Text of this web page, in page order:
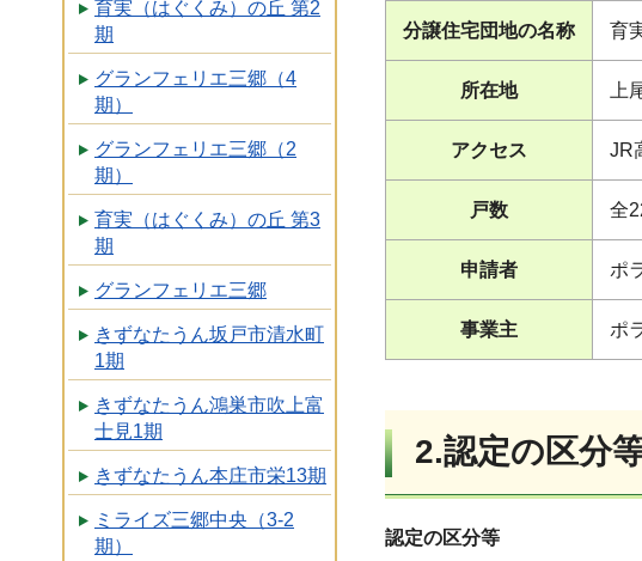
育実（はぐくみ）の丘 第2
期
グランフェリエ三郷（4
期）
グランフェリエ三郷（2
期）
育実（はぐくみ）の丘 第3
期
グランフェリエ三郷
きずなたうん坂戸市清水町
1期
きずなたうん鴻巣市吹上富
士見1期
きずなたうん本庄市栄13期
ミライズ三郷中央（3-2
期）
分譲住宅団地の名称 育
所在地 上
アクセス JR
戸数 全
申請者 ポ
事業主 ポ
2.認定の区分
認定の区分等